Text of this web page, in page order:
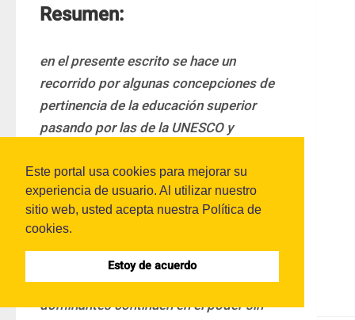
Este portal usa cookies para mejorar su
experiencia de usuario. Al utilizar nuestro
sitio web, usted acepta nuestra Política de
cookies.
Estoy de acuerdo
Resumen:
en el presente escrito se hace un
recorrido por algunas concepciones de
pertinencia de la educación superior
pasando por las de la UNESCO y
influenciado en los últimos años desde las
estructuras financieras y laborales del
planeta. Se concluye que la falta de
educación en lo social y político en las
instituciones de educación superior
influye en las posibilidades de que grupos
dominantes continúen en el poder sin